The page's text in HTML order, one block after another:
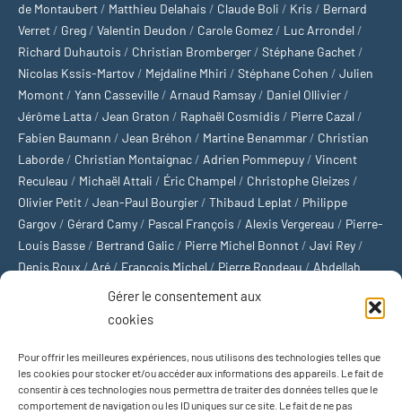
Gérer le consentement aux
cookies
Pour offrir les meilleures expériences, nous utilisons des technologies telles que
les cookies pour stocker et/ou accéder aux informations des appareils. Le fait de
consentir à ces technologies nous permettra de traiter des données telles que le
comportement de navigation ou les ID uniques sur ce site. Le fait de ne pas
de Montaubert / Matthieu Delahais / Claude Boli / Kris / Bernard
Verret / Greg / Valentin Deudon / Carole Gomez / Luc Arrondel /
Richard Duhautois / Christian Bromberger / Stéphane Gachet /
Nicolas Kssis-Martov / Mejdaline Mhiri / Stéphane Cohen / Julien
Momont / Yann Casseville / Arnaud Ramsay / Daniel Ollivier /
Jérôme Latta / Jean Graton / Raphaël Cosmidis / Pierre Cazal /
Fabien Baumann / Jean Bréhon / Martine Benammar / Christian
Laborde / Christian Montaignac / Adrien Pommepuy / Vincent
Reculeau / Michaël Attali / Éric Champel / Christophe Gleizes /
Olivier Petit / Jean-Paul Bourgier / Thibaud Leplat / Philippe
Gargov / Gérard Camy / Pascal François / Alexis Vergereau / Pierre-
Louis Basse / Bertrand Galic / Pierre Michel Bonnot / Javi Rey /
Denis Roux / Aré / François Michel / Pierre Rondeau / Abdellah
Michaël Delépine
Football/ Cyclisme/Tous les sports/Jeux olympiques/Rugby/
Basket-ball/Sports US/Boxe/Tennis/Bateaux/Formule 1/